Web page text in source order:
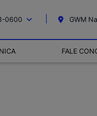
0600 GWM
FALE